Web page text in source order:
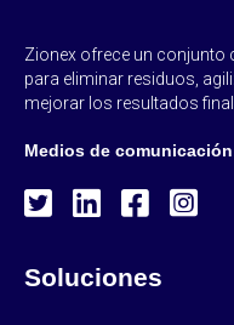
Zionex ofrece un conjunto
para eliminar residuos,
mejorar los resultados
Medios de
Soluciones